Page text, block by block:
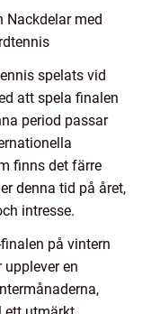
Nackdelar med
spelats vid
att spela finalen
period passar
finns det färre
denna tid på året,
intresse.
på vintern
en